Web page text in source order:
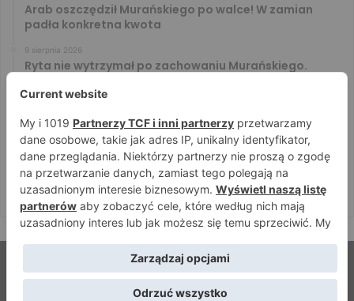
Arab oszczędził Murańskiego po walce! W zamian
padła konkretna kwota
9 sierpnia 2026
Ryta nie wytrzymał po zachowaniu Murańskiego.
Mateusz Gamrot pokonany w walce wieczoru! Salkilld
poddał Polaka na UFC Vegas 120
9 sierpnia 2026
PRIME 18: Arek Tańcula zerwał biceps! Bomba wygrał
walkę wieczoru
© Strefamma.pl 2026, Wszelkie prawa zastrzeżone |
Home
Redakcja Kontakt